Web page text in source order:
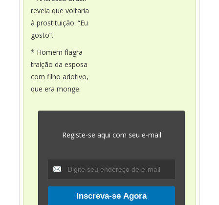
revela que voltaria
à prostituição: “Eu
gosto”.
* Homem flagra
traição da esposa
com filho adotivo,
que era monge.
Registe-se aqui com seu e-mail